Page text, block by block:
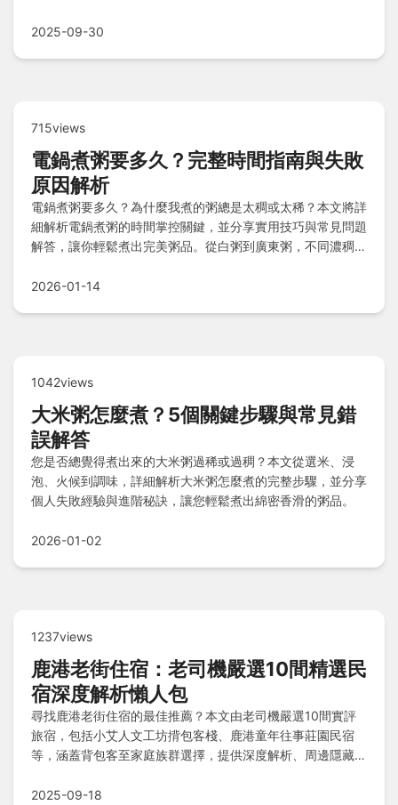
輕鬆規劃完美旅程！
2025-09-30
715views
電鍋煮粥要多久？完整時間指南與失敗
原因解析
電鍋煮粥要多久？為什麼我煮的粥總是太稠或太稀？本文將詳
細解析電鍋煮粥的時間掌控關鍵，並分享實用技巧與常見問題
解答，讓你輕鬆煮出完美粥品。從白粥到廣東粥，不同濃稠度
2026-01-14
1042views
大米粥怎麼煮？5個關鍵步驟與常見錯
誤解答
您是否總覺得煮出來的大米粥過稀或過稠？本文從選米、浸
泡、火候到調味，詳細解析大米粥怎麼煮的完整步驟，並分享
個人失敗經驗與進階秘訣，讓您輕鬆煮出綿密香滑的粥品。
2026-01-02
1237views
鹿港老街住宿：老司機嚴選10間精選民
宿深度解析懶人包
尋找鹿港老街住宿的最佳推薦？本文由老司機嚴選10間實評
旅宿，包括小艾人文工坊揹包客棧、鹿港童年往事莊園民宿
等，涵蓋背包客至家庭族群選擇，提供深度解析、周邊隱藏行
2025-09-18